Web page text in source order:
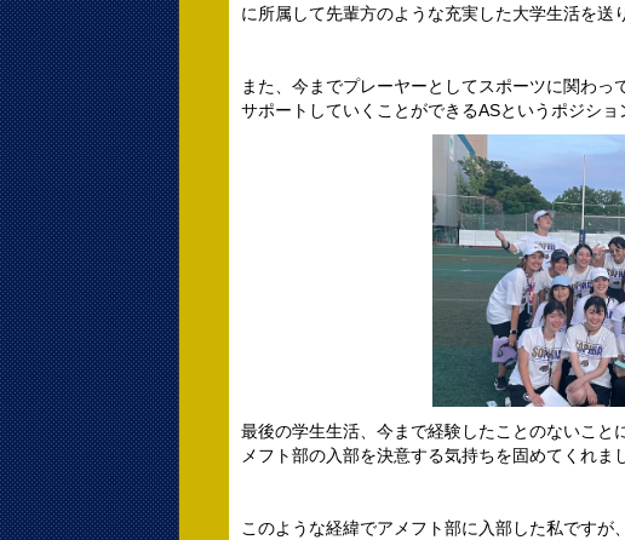
に所属して先輩方のような充実した大学生活を送
また、今までプレーヤーとしてスポーツに関わ
サポートしていくことができるASというポジショ
最後の学生生活、今まで経験したことのないこ
メフト部の入部を決意する気持ちを固めてくれま
このような経緯でアメフト部に入部した私ですが